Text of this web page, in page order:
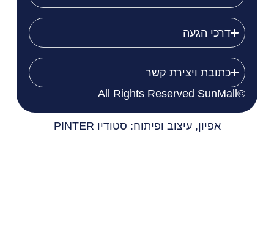
דרכי הגעה
כתובת ויצירת קשר
©All Rights Reserved SunMall
אפיון, עיצוב ופיתוח: סטודיו PINTER